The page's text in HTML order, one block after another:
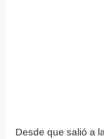
Desde que salió a